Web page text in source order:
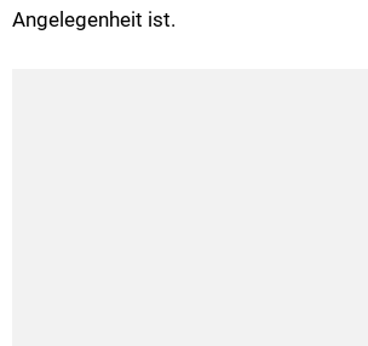
Angelegenheit ist.